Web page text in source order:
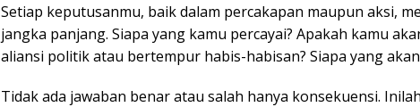
Setiap keputusanmu, baik dalam percakapan maupun aksi,
jangka panjang. Siapa yang kamu percayai? Apakah kamu
aliansi politik atau bertempur habis-habisan? Siapa yang
Tidak ada jawaban benar atau salah hanya konsekuensi.